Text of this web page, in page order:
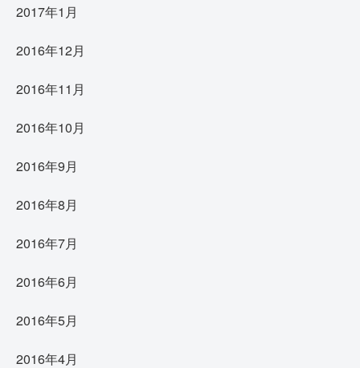
2017年1月
2016年12月
2016年11月
2016年10月
2016年9月
2016年8月
2016年7月
2016年6月
2016年5月
2016年4月